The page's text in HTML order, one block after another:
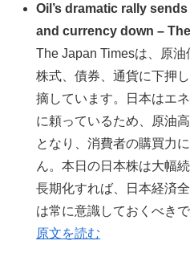
Oil’s dramatic rally
and currency down –
The Japan Timesは、原
株式、債券、通貨に下押
摘しています。日本はエ
に頼っているため、原油
となり、消費者の購買力
ん。本日の日本株は大幅
長期化すれば、日本経済
は常に意識しておくべきで
原文を読む